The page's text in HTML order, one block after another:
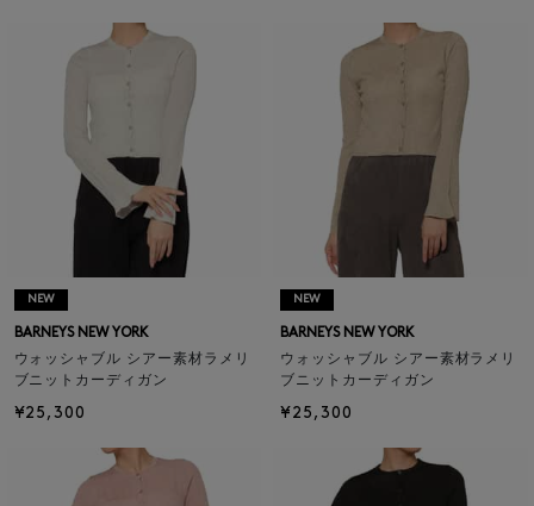
NEW
BARNEYS NEW YORK
ウォッシャブル シアー素材ラメリ
ブニットカーディガン
¥25,300
NEW
BARNEYS NEW YORK
ウォッシャブル シアー素材ラメリ
ブニットカーディガン
¥25,300